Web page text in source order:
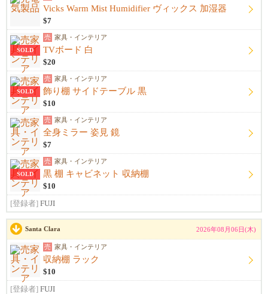
Vicks Warm Mist Humidifier ヴィックス 加湿器
$7
SOLD
売 家具・インテリア
TVボード 白
$20
SOLD
売 家具・インテリア
飾り棚 サイドテーブル 黒
$10
売 家具・インテリア
全身ミラー 姿見 鏡
$7
SOLD
売 家具・インテリア
黒 棚 キャビネット 収納棚
$10
[登録者] FUJI
Santa Clara 2026年08月06日(木)
売 家具・インテリア
収納棚 ラック
$10
[登録者] FUJI